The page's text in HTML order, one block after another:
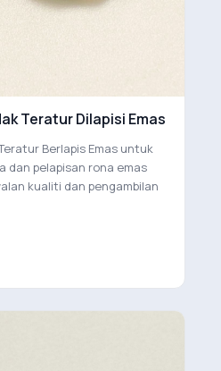
Teratur Dilapisi Emas
Berlapis Emas untuk
dan pelapisan rona emas
kualiti dan pengambilan